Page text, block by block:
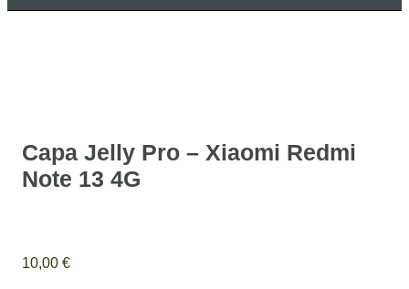
Capa Jelly Pro – Xiaomi Redmi
Note 13 4G
10,00 €